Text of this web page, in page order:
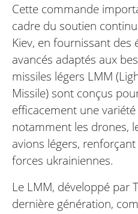
Cette commande
cadre du soutien
Kiev, en fournissant
avancés adaptés aux
missiles légers LMM
Missile) sont conçus
efficacement une
notamment les drones,
avions légers,
forces ukrainiennes.
Le LMM, développé par
dernière génération,